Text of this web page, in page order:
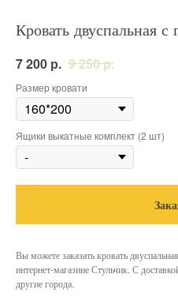
Кровать двуспальная
7 200 р. 9 250р.
Размер кровати
Ящики выкатные комплект (2 шт)
Вы можете заказать кровать
интернет-магазине Стульчик. С
другие города.